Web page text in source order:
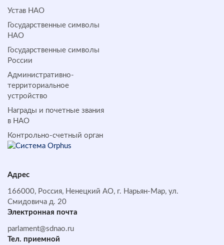
Устав НАО
Государственные символы
НАО
Государственные символы
России
Административно-
территориальное
устройство
Награды и почетные звания
в НАО
Контрольно-счетный орган
Адрес
166000, Россия, Ненецкий АО, г. Нарьян-Мар, ул.
Смидовича д. 20
Электронная почта
parlament@sdnao.ru
Тел. приемной